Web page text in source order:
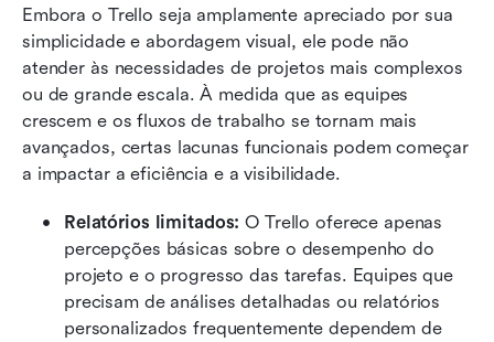
Embora o Trello seja amplamente apreciado por sua
simplicidade e abordagem visual, ele pode não
atender às necessidades de projetos mais complexos
ou de grande escala. À medida que as equipes
crescem e os fluxos de trabalho se tornam mais
avançados, certas lacunas funcionais podem começar
a impactar a eficiência e a visibilidade.
Relatórios limitados: O Trello oferece apenas
percepções básicas sobre o desempenho do
projeto e o progresso das tarefas. Equipes que
precisam de análises detalhadas ou relatórios
personalizados frequentemente dependem de